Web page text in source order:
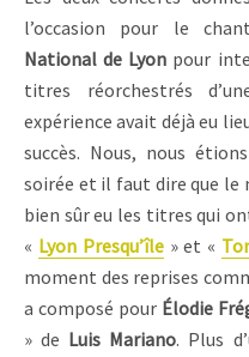
l’occasion pour le
National de Lyon pour
titres réorchestrés
expérience avait déjà eu
succès. Nous, nous
soirée et il faut dire que
bien sûr eu les titres qui
« Lyon Presqu’île» et «
moment des reprises
a composé pour Élodie
» de Luis Mariano. Plus